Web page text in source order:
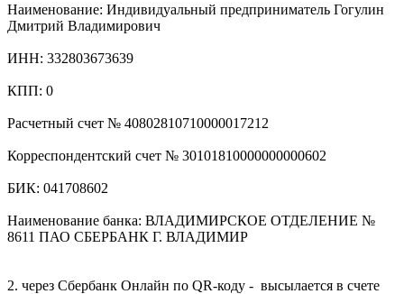
Наименование: Индивидуальный предприниматель Гогулин
Дмитрий Владимирович
ИНН: 332803673639
КПП: 0
Расчетный счет № 40802810710000017212
Корреспондентский счет № 30101810000000000602
БИК: 041708602
Наименование банка: ВЛАДИМИРСКОЕ ОТДЕЛЕНИЕ №
8611 ПАО СБЕРБАНК Г. ВЛАДИМИР
2. через Сбербанк Онлайн по QR-коду - высылается в счете